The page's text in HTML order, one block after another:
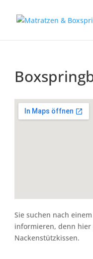
Sie suchen nach einem
informieren, denn hier
Nackenstützkissen.